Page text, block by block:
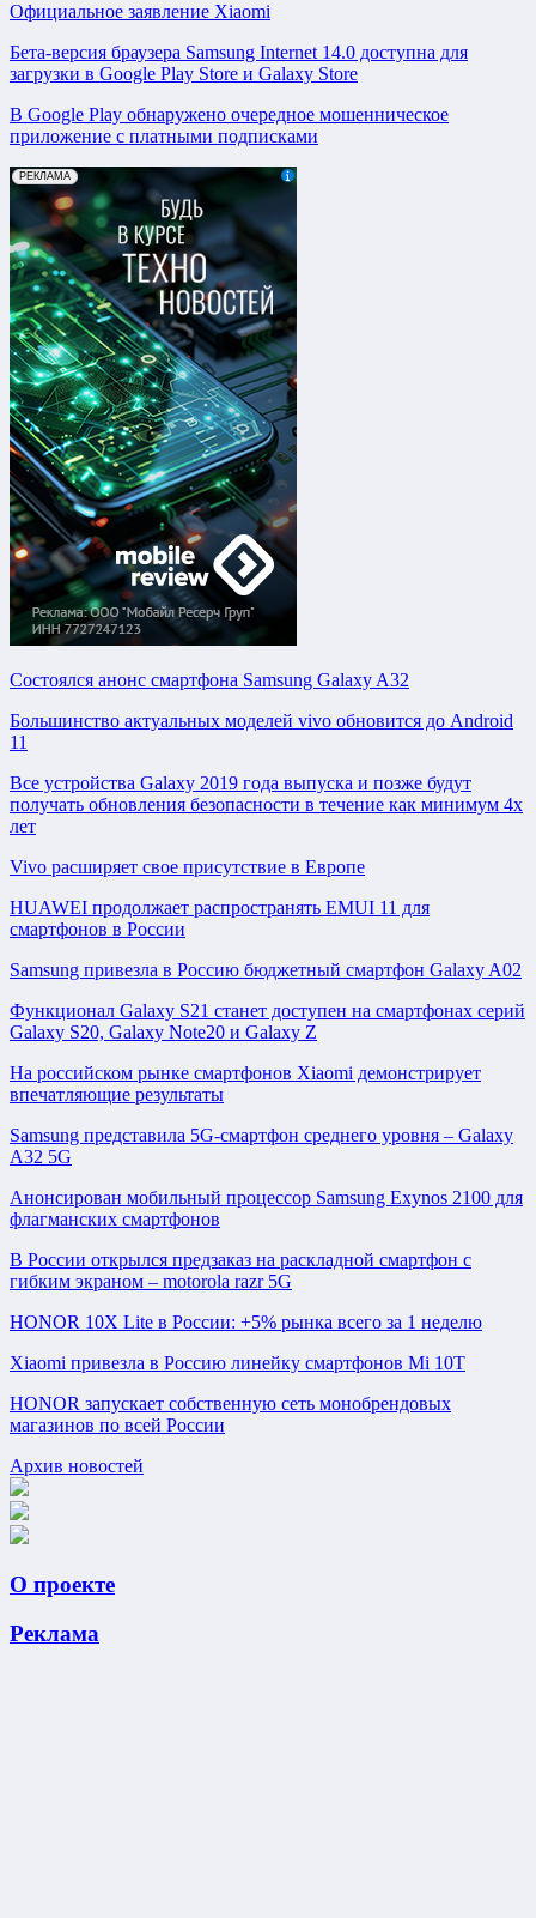
Официальное заявление Xiaomi
Бета-версия браузера Samsung Internet 14.0 доступна для
загрузки в Google Play Store и Galaxy Store
В Google Play обнаружено очередное мошенническое
приложение с платными подписками
Состоялся анонс смартфона Samsung Galaxy A32
Большинство актуальных моделей vivo обновится до Android
11
Все устройства Galaxy 2019 года выпуска и позже будут
получать обновления безопасности в течение как минимум 4х
лет
Vivo расширяет свое присутствие в Европе
HUAWEI продолжает распространять EMUI 11 для
смартфонов в России
Samsung привезла в Россию бюджетный смартфон Galaxy A02
Функционал Galaxy S21 станет доступен на смартфонах серий
Galaxy S20, Galaxy Note20 и Galaxy Z
На российском рынке смартфонов Xiaomi демонстрирует
впечатляющие результаты
Samsung представила 5G-смартфон среднего уровня – Galaxy
A32 5G
Анонсирован мобильный процессор Samsung Exynos 2100 для
флагманских смартфонов
В России открылся предзаказ на раскладной смартфон с
гибким экраном – motorola razr 5G
HONOR 10X Lite в России: +5% рынка всего за 1 неделю
Xiaomi привезла в Россию линейку смартфонов Mi 10T
HONOR запускает собственную сеть монобрендовых
магазинов по всей России
Архив новостей
О проекте
Реклама